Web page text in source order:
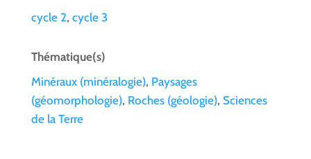
cycle 2, cycle 3
Thématique(s)
Minéraux (minéralogie), Paysages
(géomorphologie), Roches (géologie), Sciences
de la Terre